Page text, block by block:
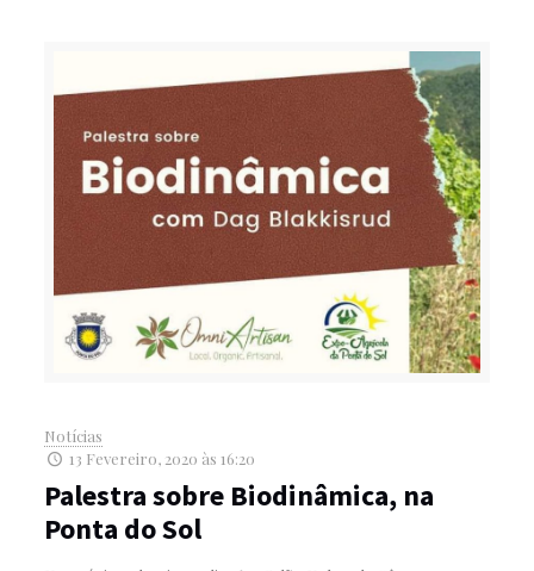
Notícias
13 Fevereiro, 2020 às 16:20
Palestra sobre Biodinâmica, na
Ponta do Sol